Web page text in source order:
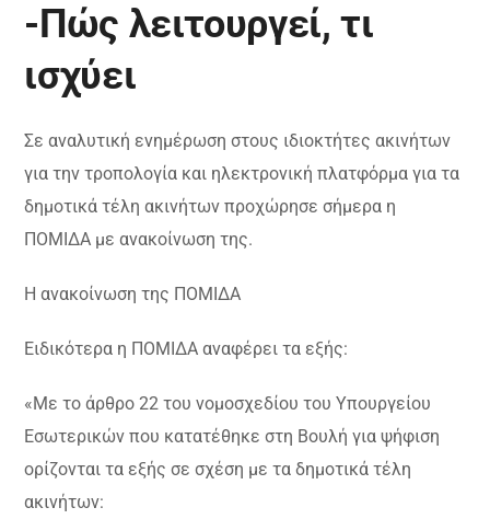
-Πώς λειτουργεί, τι
ισχύει
Σε αναλυτική ενημέρωση στους ιδιοκτήτες ακινήτων
για την τροπολογία και ηλεκτρονική πλατφόρμα για τα
δημοτικά τέλη ακινήτων προχώρησε σήμερα η
ΠΟΜΙΔΑ με ανακοίνωση της.
Η ανακοίνωση της ΠΟΜΙΔΑ
Ειδικότερα η ΠΟΜΙΔΑ αναφέρει τα εξής:
«Με το άρθρο 22 του νομοσχεδίου του Υπουργείου
Εσωτερικών που κατατέθηκε στη Βουλή για ψήφιση
ορίζονται τα εξής σε σχέση με τα δημοτικά τέλη
ακινήτων: